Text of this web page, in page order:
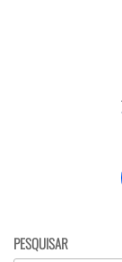
PESQUISAR